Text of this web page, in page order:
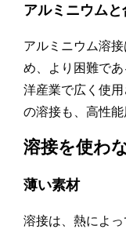
アルミニウムと
アルミニウム溶
め、より困難で
洋産業で広く使
の溶接も、高性能
溶接を使わ
薄い素材
溶接は、熱によ